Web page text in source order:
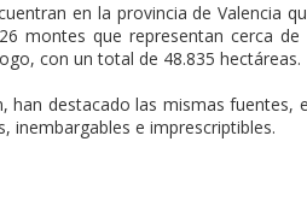
en la provincia de Valencia
montes que representan cerca
con un total de 48.835 hectáreas.
han destacado las mismas
inembargables e imprescriptibles.